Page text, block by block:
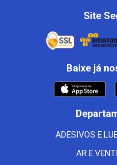
Site
Baixe já
ADESIVOS E
AR E